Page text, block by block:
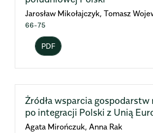
Jarosław Mikołajczyk, Tomasz
66-75
PDF
Żródła wsparcia gospodarstw
po integracji Polski z Unią
Agata Mirończuk, Anna Rak